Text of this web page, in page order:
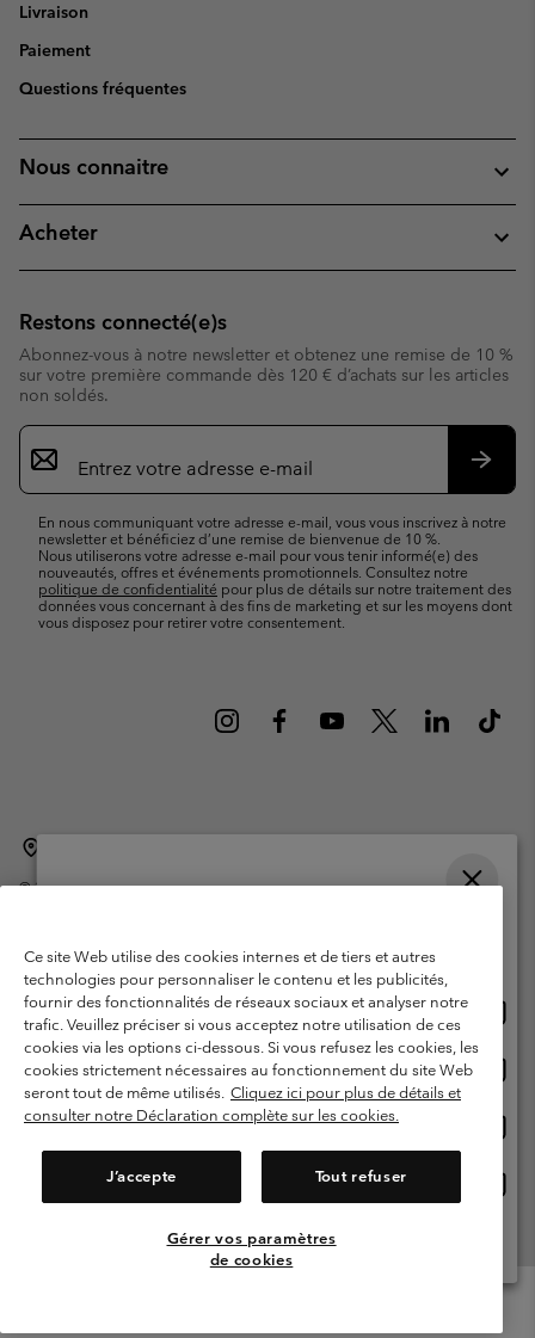
Livraison
Paiement
Questions fréquentes
Nous connaitre
Acheter
Restons connecté(e)s
Abonnez-vous à notre newsletter et obtenez une remise de 10 %
sur votre première commande dès 120 € d’achats sur les articles
non soldés.
Inscription
par
e-
En nous communiquant votre adresse e-mail, vous vous inscrivez à notre
newsletter et bénéficiez d’une remise de bienvenue de 10 %.
Nous utiliserons votre adresse e-mail pour vous tenir informé(e) des
nouveautés, offres et événements promotionnels. Consultez notre
politique de confidentialité pour plus de détails sur notre traitement des
données vous concernant à des fins de marketing et sur les moyens dont
vous disposez pour retirer votre consentement.
©2026Columbia Sportswear International Sarl. Avenue des Morgines, 12
Garanties Légales
Politique de confidentialité
Conditions d'utilisation - Membres
Conditions D'utilisation - Contenu généré par l'utilisateur
Impressum
Cookies
Ce site Web utilise des cookies internes et de tiers et autres
technologies pour personnaliser le contenu et les publicités,
fournir des fonctionnalités de réseaux sociaux et analyser notre
trafic. Veuillez préciser si vous acceptez notre utilisation de ces
cookies via les options ci-dessous. Si vous refusez les cookies, les
cookies strictement nécessaires au fonctionnement du site Web
seront tout de même utilisés. Cliquez ici pour plus de détails et
consulter notre Déclaration complète sur les cookies.
J’accepte Tout refuser
Gérer vos paramètres
de cookies
Achats en ligne disponibles
United States
ligne
Belgium-English
ligne
Belgium-Français
ligne
Belgium-Dutch
Voir Tous Les Pays